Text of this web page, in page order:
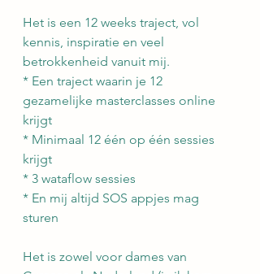
Het is een 12 weeks traject, vol
kennis, inspiratie en veel
betrokkenheid vanuit mij.
* Een traject waarin je 12
gezamelijke masterclasses online
krijgt
* Minimaal 12 één op één sessies
krijgt
* 3 wataflow sessies
* En mij altijd SOS appjes mag
sturen
Het is zowel voor dames van